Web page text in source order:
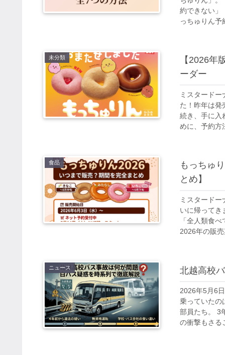
約できない」
っちゅりん予
未分類
【2026年
ーダー
ミスタード
た！昨年は発
続き、手に入
めに、予約方
食品
もっちゅ
とめ】
ミスタード
いに帰ってき
「全人類食
2026年の販
ニュース 北越高校
2026年5月6
乗っていたの
部員たち。 3
の衝撃もさる